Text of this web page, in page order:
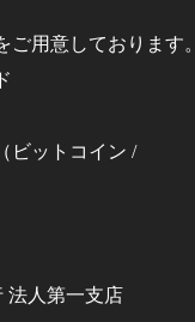
ご用意しております。
ビットコイン /
法人第一支店